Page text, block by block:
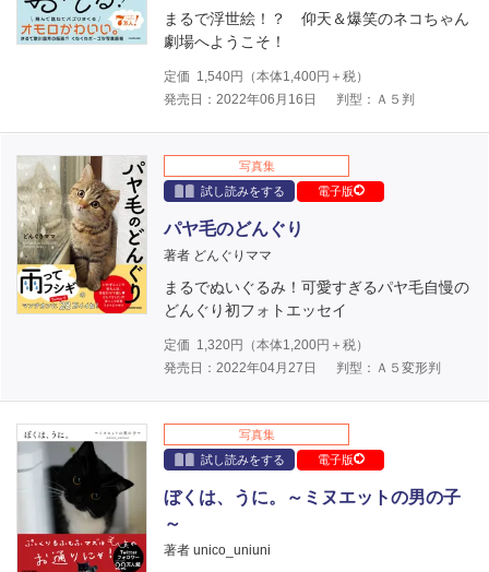
まるで浮世絵！？ 仰天＆爆笑のネコちゃん
劇場へようこそ！
定価 1,540円（本体1,400円＋税）
発売日：2022年06月16日
判型：Ａ５判
写真集
試し読みをする
電子版
パヤ毛のどんぐり
著者 どんぐりママ
まるでぬいぐるみ！可愛すぎるパヤ毛自慢の
どんぐり初フォトエッセイ
定価 1,320円（本体1,200円＋税）
発売日：2022年04月27日
判型：Ａ５変形判
写真集
試し読みをする
電子版
ぼくは、うに。～ミヌエットの男の子
～
著者 unico_uniuni